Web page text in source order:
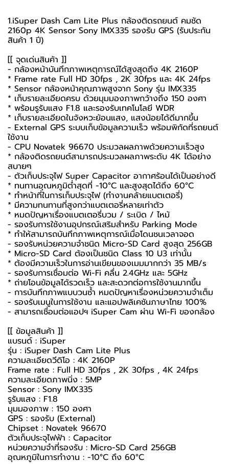
1.iSuper Dash Cam Lite Plus กล้องติดรถยนต์ คมชัด
2160p 4K Sensor Sony IMX335 รองรับ GPS (รับประกัน
สินค้า 1 ปี)
[[ จุดเด่นสินค้า ]]
- กล้องหน้าบันทึกภาพเหตุการณ์ได้สูงสุดถึง 4K 2160P
* Frame rate Full HD 30fps , 2K 30fps และ 4K 24fps
* Sensor กล้องหน้าคุณภาพสูงจาก Sony รุ่น IMX335
* เก็บรายละเอียดครบ ด้วยมุมมองภาพกว้างถึง 150 องศา
* พร้อมรูรับแสง F1.8 และรองรับเทคโนโลยี WDR
* เก็บรายละเอียดในจังหวะย้อนแสง, แสงน้อยได้ดีมากขึ้น
- External GPS ระบบเก็บข้อมูลความเร็ว พร้อมพิกัดที่รถยนต์
ใช้งาน
- CPU Novatek 96670 ประมวลผลภาพด้วยความเร็วสูง
* กล้องติดรถยนต์สามารถประมวลผลภาพระดับ 4K ได้อย่าง
สบายๆ
- ตัวเก็บประจุไฟ Super Capacitor อากาศร้อนได้เป็นอย่างดี
* ทนทานอุณหภูมิต่ำสุดที่ -10°C และสูงสุดได้ถึง 60°C
* ทำหน้าที่ในการเก็บประจุไฟ (ทำงานคล้ายแบตเตอรี่)
* มีความทนทานที่สูงกว่าแบตเตอรี่หลายเท่าตัว
* หมดปัญหาเรื่องแบตเตอรี่บวม / ระเบิด / ไหม้
- รองรับการใช้งานอุปกรณ์เสริมสำหรับ Parking Mode
* ทำให้สามารถบันทึกภาพเหตุการณ์เมื่อโดนชนเวลาจอด
- รองรับหน่วยความจำชนิด Micro-SD Card สูงสุด 256GB
* Micro-SD Card ต้องเป็นชนิด Class 10 U3 เท่านั้น
* ต้องมีความเร็วในการอ่านเขียนของเมมมากกว่า 35 MB/s
- รองรับการเชื่อมต่อ Wi-Fi คลื่น 2.4GHz และ 5GHz
* ถ่ายโอนข้อมูลได้รวดเร็ว และสะดวกต่อการใช้งานมากขึ้น
- การบันทึกภาพแบบวนซ้ำ หมดปัญหาเรื่องหน่วยความจำเต็ม
- รองรับเมนูในการใช้งาน และแอปพลิเคชันภาษาไทย 100%
- สามารถเชื่อมต่อแอปฯ iSuper Cam ผ่าน Wi-Fi ของกล้อง
[[ ข้อมูลสินค้า ]]
แบรนด์ : iSuper
รุ่น : iSuper Dash Cam Lite Plus
ความละเอียดวีดิโอ : 4K 2160P
Frame rate : Full HD 30fps , 2K 30fps , 4K 24fps
ความละเอียดภาพนิ่ง : 5MP
Sensor : Sony IMX335
รูรับแสง : F1.8
มุมมองภาพ : 150 องศา
GPS : รองรับ (External)
Chipset : Novatek 96670
ตัวเก็บประจุไฟฟ้า : Capacitor
หน่วยความจำที่รองรับ : Micro-SD Card 256GB
อุณหภูมิในการทำงาน : -10°C ถึง 60°C